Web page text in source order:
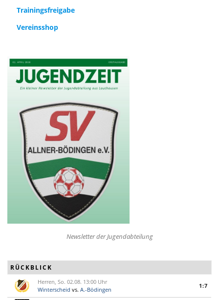
a
Trainingsfreigabe
Vereinsshop
Newsletter der Jugendabteilung
RÜCKBLICK
Herren, So. 02.08. 13:00 Uhr
Winterscheid vs. A.-Bödingen
1:7